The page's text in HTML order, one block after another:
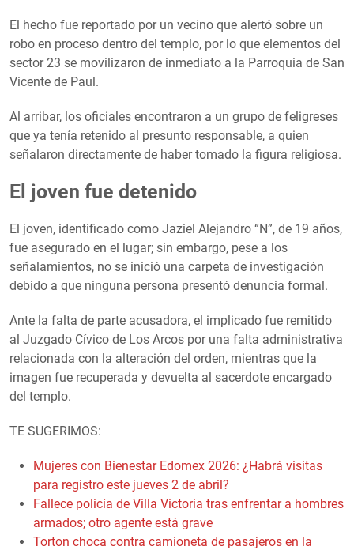
El hecho fue reportado por un vecino que alertó sobre un
robo en proceso dentro del templo, por lo que elementos del
sector 23 se movilizaron de inmediato a la Parroquia de San
Vicente de Paul.
Al arribar, los oficiales encontraron a un grupo de feligreses
que ya tenía retenido al presunto responsable, a quien
señalaron directamente de haber tomado la figura religiosa.
El joven fue detenido
El joven, identificado como Jaziel Alejandro “N”, de 19 años,
fue asegurado en el lugar; sin embargo, pese a los
señalamientos, no se inició una carpeta de investigación
debido a que ninguna persona presentó denuncia formal.
Ante la falta de parte acusadora, el implicado fue remitido
al Juzgado Cívico de Los Arcos por una falta administrativa
relacionada con la alteración del orden, mientras que la
imagen fue recuperada y devuelta al sacerdote encargado
del templo.
TE SUGERIMOS:
Mujeres con Bienestar Edomex 2026: ¿Habrá visitas
para registro este jueves 2 de abril?
Fallece policía de Villa Victoria tras enfrentar a hombres
armados; otro agente está grave
Torton choca contra camioneta de pasajeros en la